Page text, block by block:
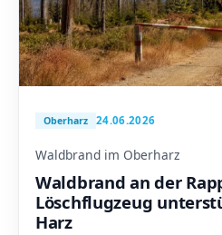
Oberharz 24.06.2026
Waldbrand im Oberharz
Waldbrand an der
Löschflugzeug
Harz